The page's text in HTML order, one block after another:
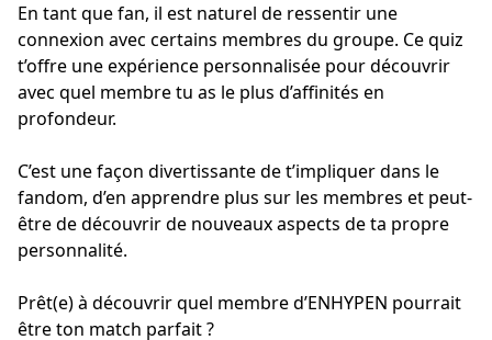
En tant que fan, il est naturel de ressentir une
connexion avec certains membres du groupe. Ce quiz
t’offre une expérience personnalisée pour découvrir
avec quel membre tu as le plus d’affinités en
profondeur.
C’est une façon divertissante de t’impliquer dans le
fandom, d’en apprendre plus sur les membres et peut-
être de découvrir de nouveaux aspects de ta propre
personnalité.
Prêt(e) à découvrir quel membre d’ENHYPEN pourrait
être ton match parfait ?